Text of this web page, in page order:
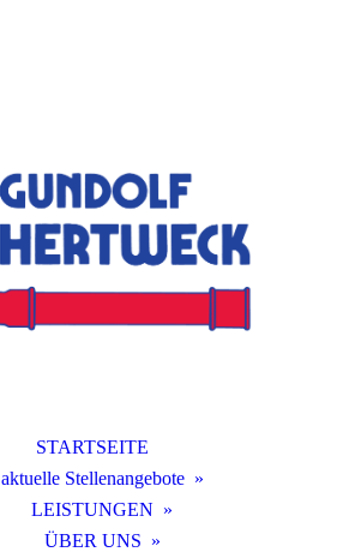
STARTSEITE
aktuelle Stellenangebote
LEISTUNGEN
ÜBER UNS